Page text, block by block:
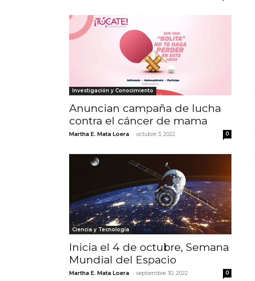
Investigación y Conocimiento
Anuncian campaña de lucha
contra el cáncer de mama
Martha E. Mata Loera - octubre 3, 2022 0
Ciencia y Tecnología
Inicia el 4 de octubre, Semana
Mundial del Espacio
Martha E. Mata Loera - septiembre 30, 2022 0